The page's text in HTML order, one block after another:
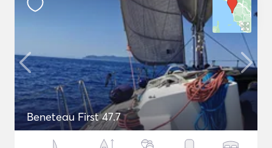
Beneteau First 47.7